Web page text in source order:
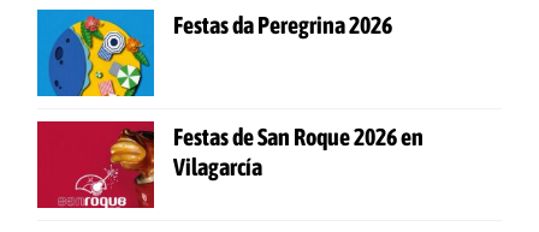
Festas da Peregrina 2026
Festas de San Roque 2026 en
Vilagarcía